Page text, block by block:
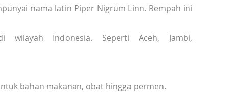
nama latin Piper Nigrum Linn. Rempah ini
Indonesia. Seperti Aceh, Jambi,
bahan makanan, obat hingga permen.